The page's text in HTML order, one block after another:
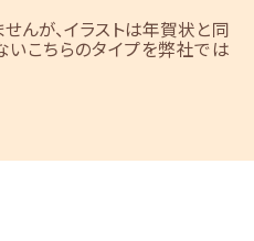
んが、イラストは年賀状と同
こちらのタイプを弊社では